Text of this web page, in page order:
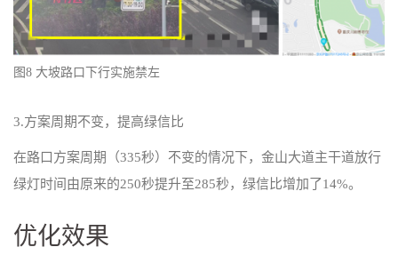
图8 大坡路口下行实施禁左
3.方案周期不变，提高绿信比
在路口方案周期（335秒）不变的情况下，金山大道主干道放行
绿灯时间由原来的250秒提升至285秒，绿信比增加了14%。
优化效果